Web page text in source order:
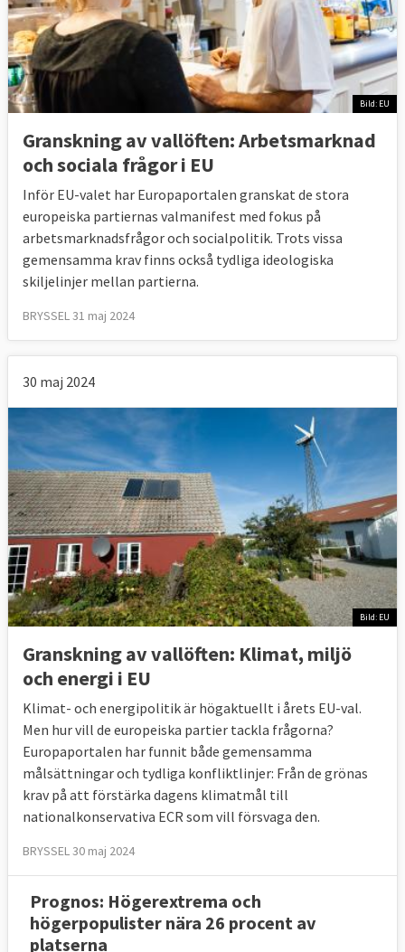
Bild: EU
Granskning av vallöften: Arbetsmarknad
och sociala frågor i EU
Inför EU-valet har Europaportalen granskat de stora
europeiska partiernas valmanifest med fokus på
arbetsmarknadsfrågor och socialpolitik. Trots vissa
gemensamma krav finns också tydliga ideologiska
skiljelinjer mellan partierna.
BRYSSEL 31 maj 2024
30 maj 2024
Bild: EU
Granskning av vallöften: Klimat, miljö
och energi i EU
Klimat- och energipolitik är högaktuellt i årets EU-val.
Men hur vill de europeiska partier tackla frågorna?
Europaportalen har funnit både gemensamma
målsättningar och tydliga konfliktlinjer: Från de grönas
krav på att förstärka dagens klimatmål till
nationalkonservativa ECR som vill försvaga den.
BRYSSEL 30 maj 2024
Prognos: Högerextrema och
högerpopulister nära 26 procent av
platserna